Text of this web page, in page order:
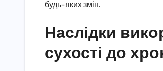
будь-яких змін.
Наслідки
сухості до